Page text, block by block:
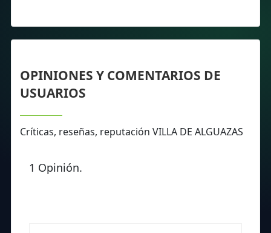
OPINIONES Y COMENTARIOS DE
USUARIOS
Críticas, reseñas, reputación VILLA DE ALGUAZAS
1 Opinión.